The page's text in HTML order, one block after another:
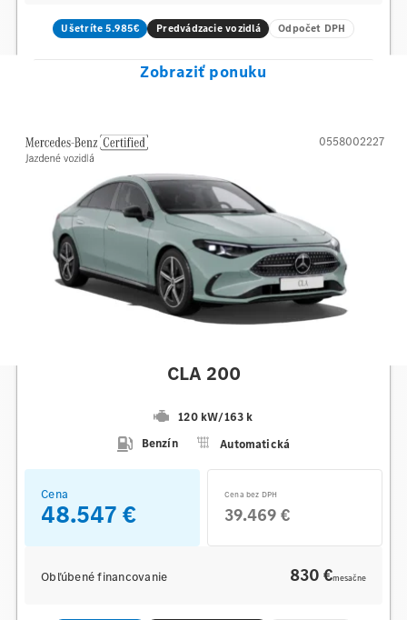
Ušetríte 5.985€ Predvádzacie vozidlá Odpočet DPH
Zobraziť ponuku
CLA 200
120 kW/163 k
Benzín
Automatická
0558002227
Cena
48.547 €
Cena bez DPH
39.469 €
Obľúbené financovanie 830 €mesačne